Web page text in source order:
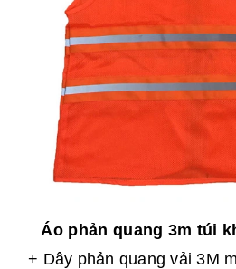
Áo phản quang 3m túi
+ Dây phản quang vải 3M